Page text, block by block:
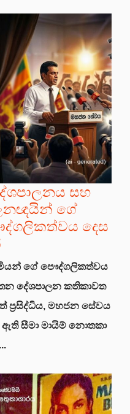
සහ
ගේ
දෙස
ගේ පෞද්ගලිකත්වය
දේශපාලන කතිකාවත
මහජන සේවය
සීමා මායිම් නොතකා